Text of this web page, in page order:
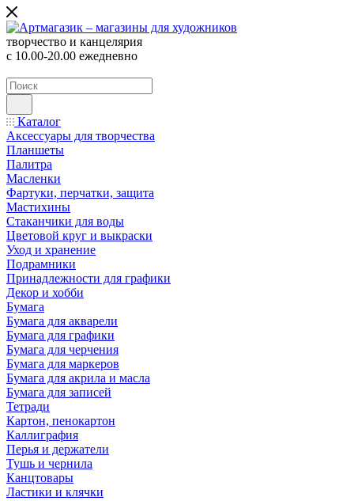
творчество и канцелярия
с 10.00-20.00 ежедневно
Каталог
Аксессуары для творчества
Планшеты
Палитра
Масленки
Фартуки, перчатки, защита
Мастихины
Стаканчики для воды
Цветовой круг и выкраски
Уход и хранение
Подрамники
Принадлежности для графики
Декор и хобби
Бумага
Бумага для акварели
Бумага для графики
Бумага для черчения
Бумага для маркеров
Бумага для акрила и масла
Бумага для записей
Тетради
Картон, пенокартон
Каллиграфия
Перья и держатели
Тушь и чернила
Канцтовары
Ластики и клячки